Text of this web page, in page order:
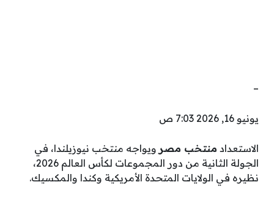
–
يونيو 16, 2026 7:03 ص
الاستعداد منتخب مصر ويواجه منتخب نيوزيلندا، في
الجولة الثانية من دور المجموعات لكأس العالم 2026،
نظيره في الولايات المتحدة الأمريكية وكندا والمكسيك.